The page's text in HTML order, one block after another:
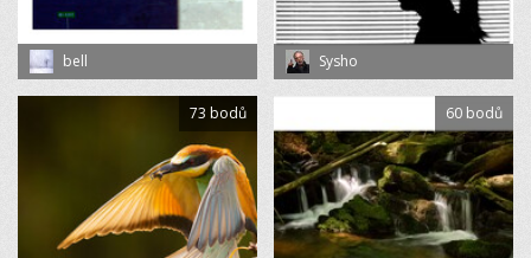
bell Sysho
73 bodů 60 bodů